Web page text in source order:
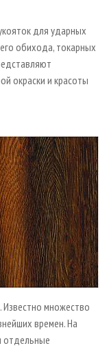
для ударных
обихода, токарных
окраски и красоты
множество
времен. На
отдельные